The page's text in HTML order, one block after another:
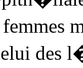
des